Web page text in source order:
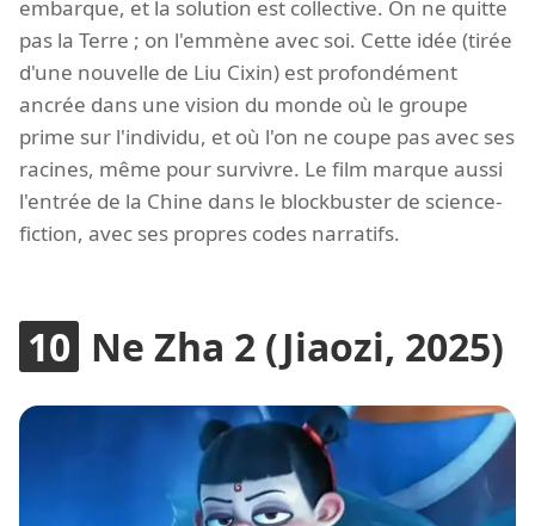
embarque, et la solution est collective. On ne quitte
pas la Terre ; on l'emmène avec soi. Cette idée (tirée
d'une nouvelle de Liu Cixin) est profondément
ancrée dans une vision du monde où le groupe
prime sur l'individu, et où l'on ne coupe pas avec ses
racines, même pour survivre. Le film marque aussi
l'entrée de la Chine dans le blockbuster de science-
fiction, avec ses propres codes narratifs.
Ne Zha 2 (Jiaozi, 2025)